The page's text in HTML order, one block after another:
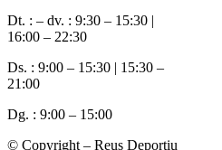
Dt. : – dv. : 9:30 – 15:30 |
16:00 – 22:30
Ds. : 9:00 – 15:30 | 15:30 –
21:00
Dg. : 9:00 – 15:00
© Copyright – Reus Deportiu